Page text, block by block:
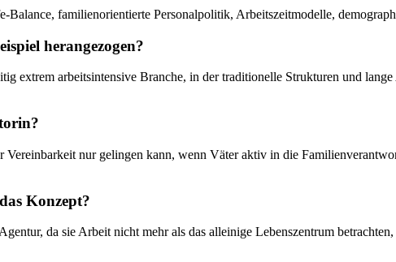
familienorientierte Personalpolitik, Arbeitszeitmodelle,
herangezogen?
extrem arbeitsintensive Branche, in der traditionelle Strukturen und
Vereinbarkeit nur gelingen kann, wenn Väter aktiv in die
Konzept?
da sie Arbeit nicht mehr als das alleinige Lebenszentrum